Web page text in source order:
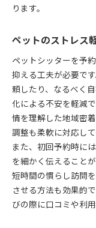
ります。
ペットのストレス
ペットシッターを予
抑える工夫が必要で
頼したり、なるべく
化による不安を軽減
情を理解した地域密
調整も柔軟に対応し
また、初回予約時に
を細かく伝えること
短時間の慣らし訪問
させる方法も効果的
びの際に口コミや利